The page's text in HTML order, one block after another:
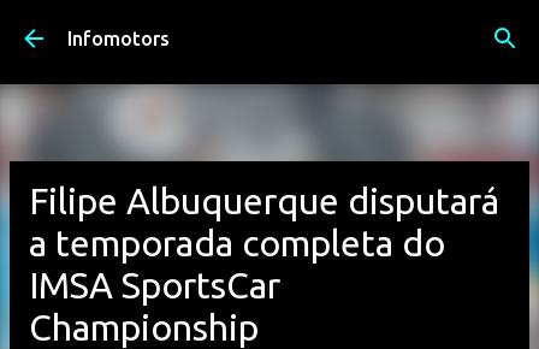
Avançar para o conteúdo principal
Infomotors
Filipe Albuquerque disputará
a temporada completa do
IMSA SportsCar
Championship